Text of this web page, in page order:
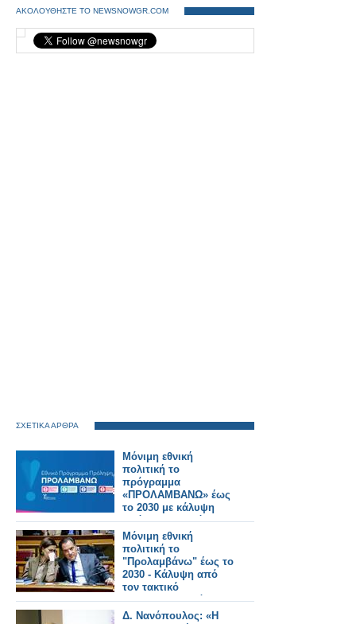
ΑΚΟΛΟΥΘΗΣΤΕ ΤΟ NEWSNOWGR.COM
ΣΧΕΤΙΚΑ ΑΡΘΡΑ
Μόνιμη εθνική
πολιτική το
πρόγραμμα
«ΠΡΟΛΑΜΒΑΝΩ» έως
το 2030 με κάλυψη
από τον Τακτικό
Προϋπολογισμό
Μόνιμη εθνική
πολιτική το
"Προλαμβάνω" έως το
2030 - Κάλυψη από
τον τακτικό
προϋπολογισμό
Δ. Νανόπουλος: «Η